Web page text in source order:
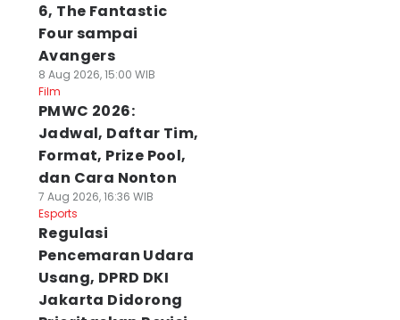
6, The Fantastic
Four sampai
Avangers
8 Aug 2026, 15:00 WIB
Film
PMWC 2026:
Jadwal, Daftar Tim,
Format, Prize Pool,
dan Cara Nonton
7 Aug 2026, 16:36 WIB
Esports
Regulasi
Pencemaran Udara
Usang, DPRD DKI
Jakarta Didorong